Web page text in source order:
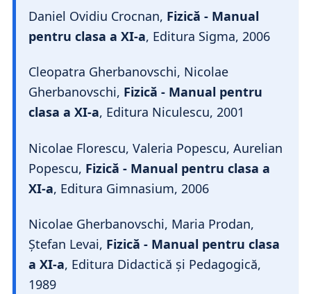
Daniel Ovidiu Crocnan, Fizică - Manual
pentru clasa a XI-a, Editura Sigma, 2006
Cleopatra Gherbanovschi, Nicolae
Gherbanovschi, Fizică - Manual pentru
clasa a XI-a, Editura Niculescu, 2001
Nicolae Florescu, Valeria Popescu, Aurelian
Popescu, Fizică - Manual pentru clasa a
XI-a, Editura Gimnasium, 2006
Nicolae Gherbanovschi, Maria Prodan,
Ștefan Levai, Fizică - Manual pentru clasa
a XI-a, Editura Didactică și Pedagogică,
1989